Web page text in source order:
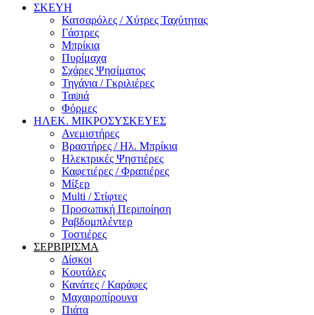
ΣΚΕΥΗ
Κατσαρόλες / Χύτρες Ταχύτητας
Γάστρες
Μπρίκια
Πυρίμαχα
Σχάρες Ψησίματος
Τηγάνια / Γκριλιέρες
Ταψιά
Φόρμες
ΗΛΕΚ. ΜΙΚΡΟΣΥΣΚΕΥΕΣ
Ανεμιστήρες
Βραστήρες / Ηλ. Μπρίκια
Ηλεκτρικές Ψηστιέρες
Καφετιέρες / Φραπιέρες
Μίξερ
Multi / Στίφτες
Προσωπική Περιποίηση
Ραβδομπλέντερ
Τοστιέρες
ΣΕΡΒΙΡΙΣΜΑ
Δίσκοι
Κουτάλες
Κανάτες / Καράφες
Μαχαιροπίρουνα
Πιάτα